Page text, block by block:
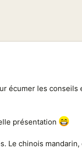
écumer les
présentation
Le chinois